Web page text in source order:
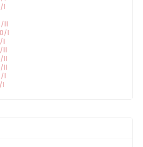
I
II
I
I
II
II
II
I
I